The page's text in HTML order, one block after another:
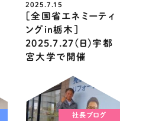
2025.7.15
［全国省エネミーティ
ングin栃木］
2025.7.27(日)宇都
宮大学で開催
社長ブログ